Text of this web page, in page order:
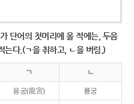
단어의 첫머리에 올 적에는, 두음
는다.(ㄱ을 취하고, ㄴ을 버림.)
ㄱ ㄴ
용궁(龍宮) 룡궁